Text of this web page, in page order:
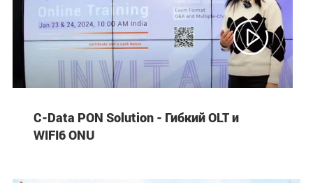

C-Data PON Solution - Гибкий OLT и
WIFI6 ONU